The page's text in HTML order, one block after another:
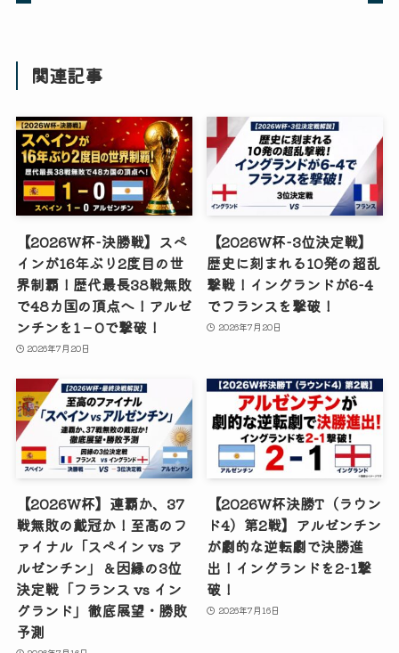
関連記事
【2026W杯-決勝戦】スペ
インが16年ぶり2度目の世
界制覇！歴代最長38戦無敗
で48カ国の頂点へ！アルゼ
ンチンを1－0で撃破！
2026年7月20日
【2026W杯-3位決定戦】
歴史に刻まれる10発の超乱
撃戦！イングランドが6-4
でフランスを撃破！
2026年7月20日
【2026W杯】連覇か、37
戦無敗の戴冠か！至高のフ
ァイナル「スペイン vs ア
ルゼンチン」＆因縁の3位
決定戦「フランス vs イン
グランド」徹底展望・勝敗
予測
【2026W杯決勝T（ラウン
ド4）第2戦】アルゼンチン
が劇的な逆転劇で決勝進
出！イングランドを2-1撃
破！
2026年7月16日